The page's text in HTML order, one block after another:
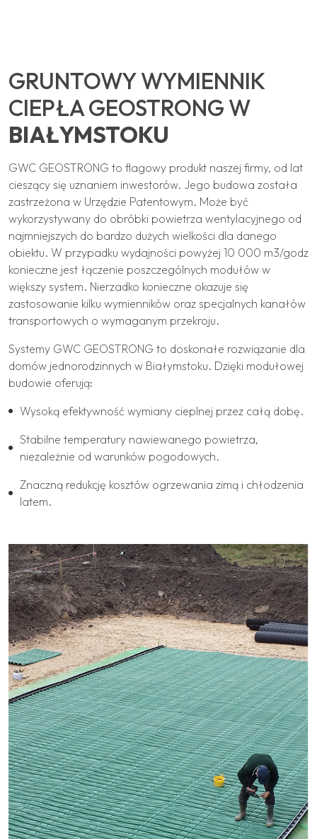
GRUNTOWY WYMIENNIK
CIEPŁA GEOSTRONG W
BIAŁYMSTOKU
GWC GEOSTRONG to flagowy produkt naszej firmy, od lat
cieszący się uznaniem inwestorów. Jego budowa została
zastrzeżona w Urzędzie Patentowym. Może być
wykorzystywany do obróbki powietrza wentylacyjnego od
najmniejszych do bardzo dużych wielkości dla danego
obiektu. W przypadku wydajności powyżej 10 000 m3/godz
konieczne jest łączenie poszczególnych modułów w
większy system. Nierzadko konieczne okazuje się
zastosowanie kilku wymienników oraz specjalnych kanałów
transportowych o wymaganym przekroju.
Systemy GWC GEOSTRONG to doskonałe rozwiązanie dla
domów jednorodzinnych w Białymstoku. Dzięki modułowej
budowie oferują:
Wysoką efektywność wymiany cieplnej przez całą dobę.
Stabilne temperatury nawiewanego powietrza,
niezależnie od warunków pogodowych.
Znaczną redukcję kosztów ogrzewania zimą i chłodzenia
latem.